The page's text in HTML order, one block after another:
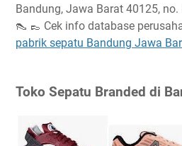
Bandung, Jawa Barat 40125,
👠 👞 Cek info database
pabrik sepatu Bandung Jawa
Toko Sepatu Branded di